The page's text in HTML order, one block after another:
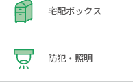
宅配ボックス
防犯・照明